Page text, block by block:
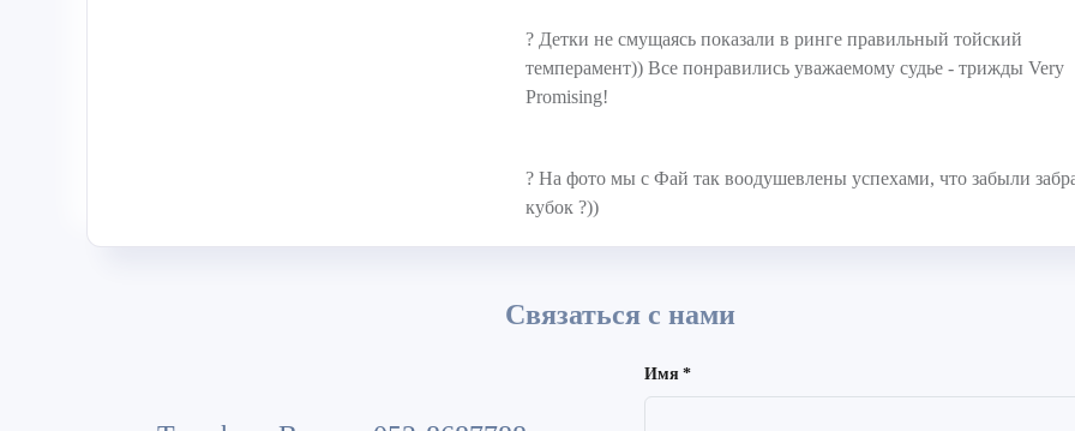
? Детки не смущаясь показали в ринге правильный тойский
темперамент)) Все понравились уважаемому судье - трижды Very
Promising!
? На фото мы с Фай так воодушевлены успехами, что забыли
кубок ?))
Связаться с нами
Имя *